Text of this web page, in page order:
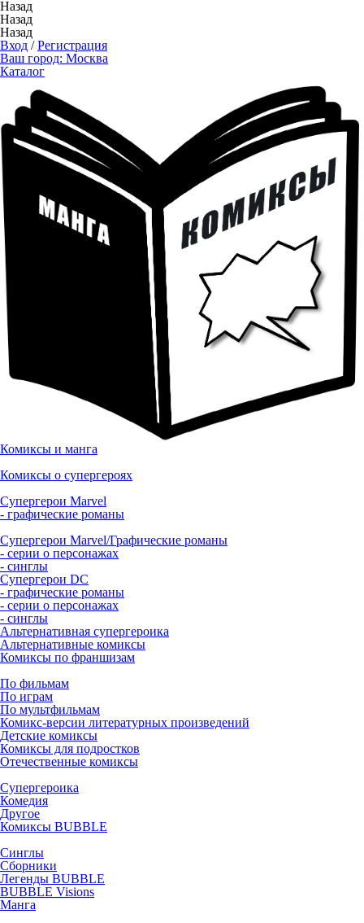
Назад
Назад
Назад
Вход /Регистрация
Ваш город: Москва
Каталог
Комиксы и манга
Комиксы о супергероях
Супергерои Marvel
- графические романы
Супергерои Marvel/Графические романы
- серии о персонажах
- синглы
Супергерои DC
- графические романы
- серии о персонажах
- синглы
Альтернативная супергероика
Альтернативные комиксы
Комиксы по франшизам
По фильмам
По играм
По мультфильмам
Комикс-версии литературных произведений
Детские комиксы
Комиксы для подростков
Отечественные комиксы
Супергероика
Комедия
Другое
Комиксы BUBBLE
Синглы
Сборники
Легенды BUBBLE
BUBBLE Visions
Манга